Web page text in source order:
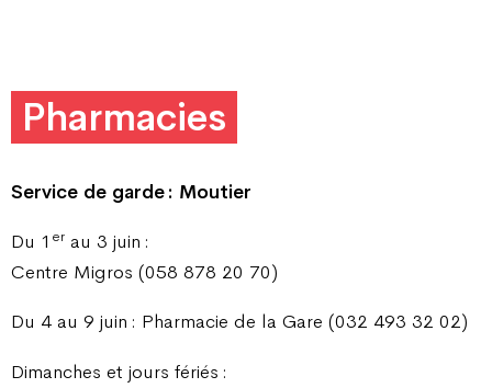
Pharmacies
Service de garde : Moutier
Du 1 er au 3 juin :
Centre Migros (058 878 20 70)
Du 4 au 9 juin : Pharmacie de la Gare (032 493 32 02)
Dimanches et jours fériés :